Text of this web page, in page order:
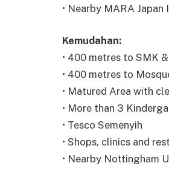
• Nearby MARA
Kemudahan:
• 400 metres to SMK
• 400 metres to
• Matured Area with
• More than 3
• Tesco Semenyih
• Shops, clinics and
• Nearby Nottingham